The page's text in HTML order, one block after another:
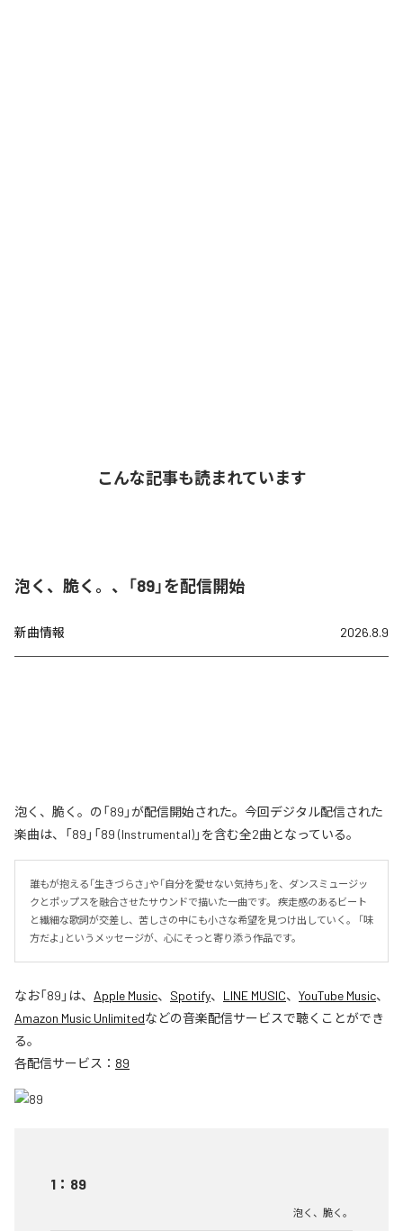
こんな記事も読まれています
泡く、脆く。、「89」を配信開始
新曲情報 2026.8.9
泡く、脆く。の「89」が配信開始された。今回デジタル配信された
楽曲は、「89」「89 (Instrumental)」を含む全2曲となっている。
誰もが抱える「生きづらさ」や「自分を愛せない気持ち」を、ダンスミュージッ
クとポップスを融合させたサウンドで描いた一曲です。 疾走感のあるビート
と繊細な歌詞が交差し、苦しさの中にも小さな希望を見つけ出していく。 「味
方だよ」というメッセージが、心にそっと寄り添う作品です。
なお「89 」は、 Apple Music、 Spotify、 LINE MUSIC、 YouTube Music、
Amazon Music Unlimitedなどの音楽配信サービスで聴くことができ
る。
各配信サービス： 89
1 ： 89
泡く、脆く。